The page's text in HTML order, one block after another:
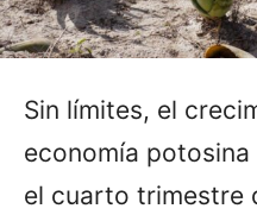
Sin límites, el
economía
el cuarto trimestre